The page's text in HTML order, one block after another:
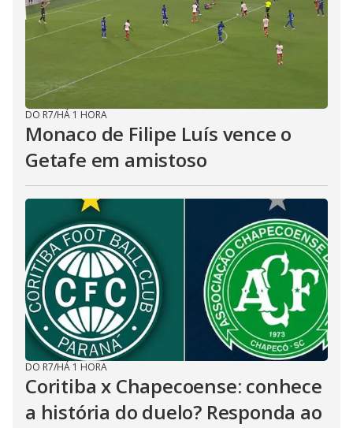
DO R7/HÁ 1 HORA
Monaco de Filipe Luís vence o
Getafe em amistoso
DO R7/HÁ 1 HORA
Coritiba x Chapecoense: conhece
a história do duelo? Responda ao